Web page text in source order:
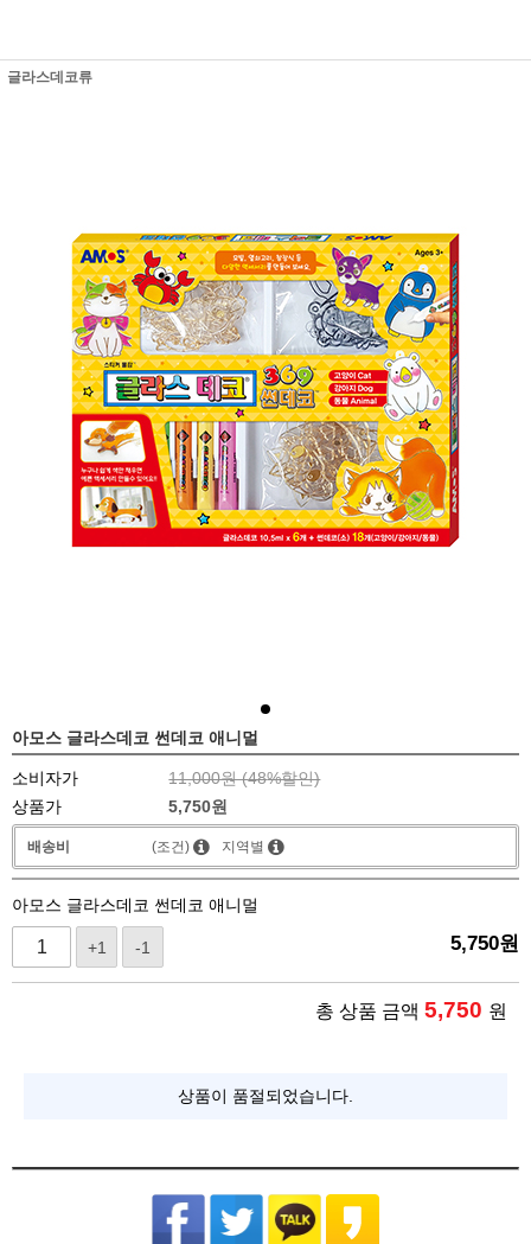
글라스데코류
아모스 글라스데코 썬데코 애니멀
소비자가 11,000원 (48%할인)
상품가
5,750원
배송비 (조건) 지역별
아모스 글라스데코 썬데코 애니멀
+1 -1 5,750원
총 상품 금액 5,750 원
상품이 품절되었습니다.